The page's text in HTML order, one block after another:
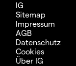
IG
Sitemap
Impressum
AGB
Datenschutz
Cookies
Über IG